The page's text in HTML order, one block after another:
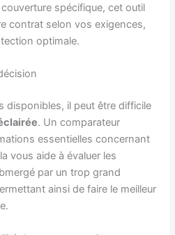
couverture spécifique, cet outil
contrat selon vos exigences,
optimale.
disponibles, il peut être difficile
. Un comparateur
essentielles concernant
vous aide à évaluer les
par un trop grand
ainsi de faire le meilleur